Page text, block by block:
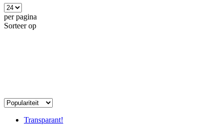
per pagina
Sorteer op
Transparant!